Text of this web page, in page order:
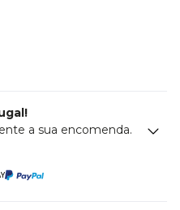
a sua encomenda.